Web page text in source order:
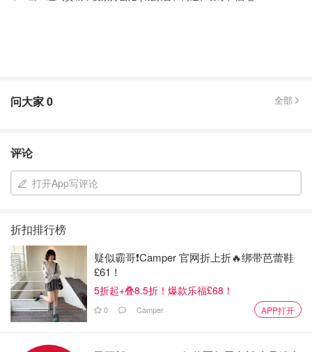
问大家0 全部
评论
打开App写评论
折扣排行榜
疑似霸哥❗️Camper 官网折上折🔥绑带芭蕾鞋
£61！
5折起+叠8.5折！爆款乐福£68！
0 Camper APP打开